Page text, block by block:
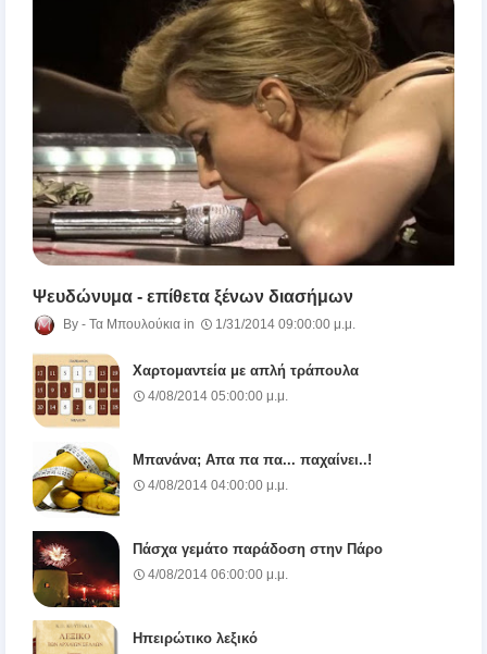
Ψευδώνυμα - επίθετα ξένων διασήμων
Τα Μπουλούκια 1/31/2014 09:00:00 μ.μ.
Χαρτομαντεία με απλή τράπουλα
4/08/2014 05:00:00 μ.μ.
Μπανάνα; Απα πα πα... παχαίνει..!
4/08/2014 04:00:00 μ.μ.
Πάσχα γεμάτο παράδοση στην Πάρο
4/08/2014 06:00:00 μ.μ.
Ηπειρώτικο λεξικό